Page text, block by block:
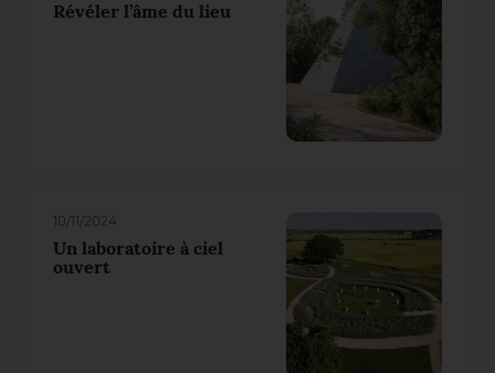
Révéler l’âme du lieu
10/11/2024
Un laboratoire à ciel
ouvert